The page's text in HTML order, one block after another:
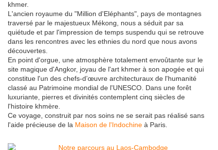
khmer.
L'ancien royaume du "Million d'Eléphants", pays de montagnes
traversé par le majestueux Mékong, nous a séduit par sa
quiétude et par l'impression de temps suspendu qui se retrouve
dans les rencontres avec les ethnies du nord que nous avons
découvertes.
En point d'orgue, une atmosphère totalement envoûtante sur le
site magique d'Angkor, joyau de l'art khmer à son apogée et qui
constitue l'un des chefs-d’œuvre architecturaux de l'humanité
classé au Patrimoine mondial de l'UNESCO. Dans une forêt
luxuriante, pierres et divinités contemplent cinq siècles de
l'histoire khmère.
Ce voyage, construit par nos soins ne se serait pas réalisé sans
l'aide précieuse de la Maison de l'Indochine à Paris.